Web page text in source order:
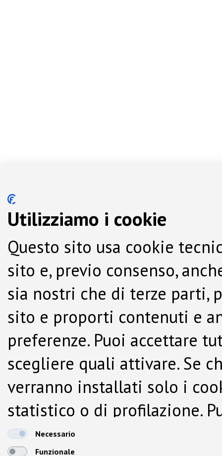
Utilizziamo i cookie
Questo sito usa cookie
sito e, previo consenso,
sia nostri che di terze parti,
sito e proporti contenuti e
preferenze. Puoi accettare
scegliere quali attivare. Se
verranno installati solo i
statistico o di profilazione.
dalla Cookie Policy.
Necessario
Funzionale